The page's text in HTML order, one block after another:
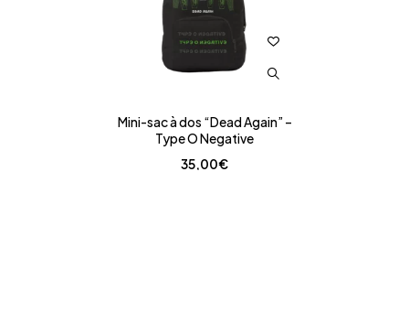
Mini-sac à dos “Dead Again” –
Type O Negative
35,00€